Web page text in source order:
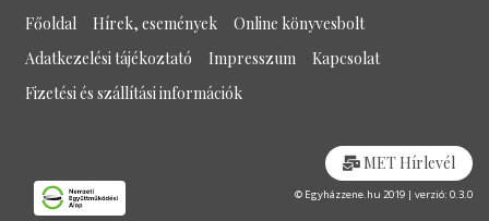
Főoldal Hírek, események
Online könyvesbolt
Adatkezelési tájékoztató
Impresszum
Kapcsolat
Fizetési és szállítási információk
MET Hírlevél
© Egyházzene.hu 2019 | verzió: 0.3.0